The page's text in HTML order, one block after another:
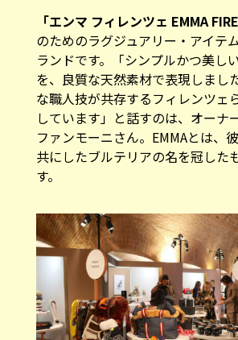
「エンマ フィレンツェ EMMA
のためのラグジュアリー・アイテ
ランドです。「シンプルかつ美し
を、良質な天然素材で表現しまし
な職人技が共存するフィレンツェ
しています」と話すのは、オーナ
ファンモーニさん。EMMAとは、
共にしたブルテリアの名を冠した
す。